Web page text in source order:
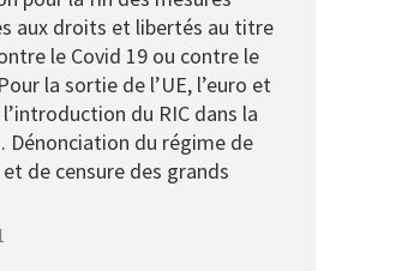
aux droits et libertés au titre
le Covid 19 ou contre le
la sortie de l’UE, l’euro et
du RIC dans la
Dénonciation du régime de
de censure des grands